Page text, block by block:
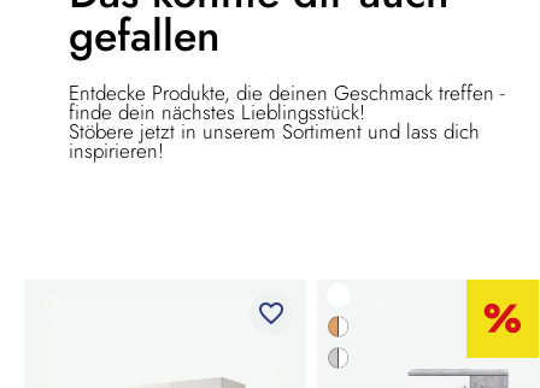
gefallen
Entdecke Produkte, die deinen Geschmack treffen -
finde dein nächstes Lieblingsstück!
Stöbere jetzt in unserem Sortiment und lass dich
inspirieren!
favorite_border